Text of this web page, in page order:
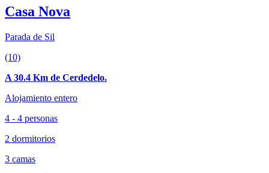
Casa Nova
Parada de Sil
(10)
A 30.4 Km de Cerdedelo.
Alojamiento entero
4 - 4 personas
2 dormitorios
3 camas